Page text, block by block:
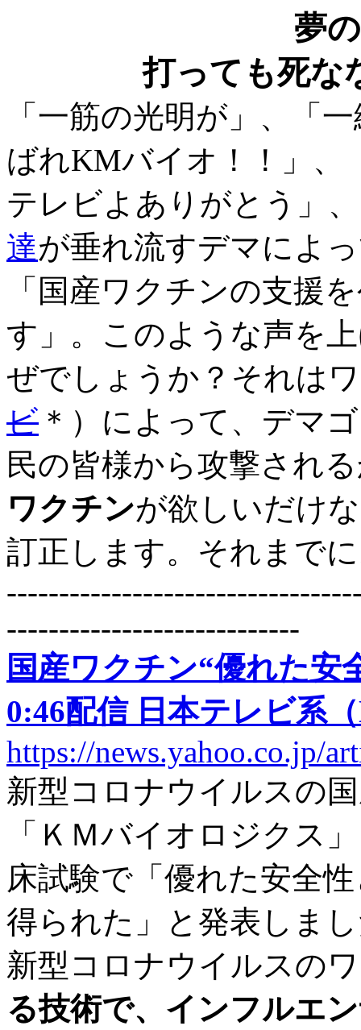
夢
打っても死な
「一筋の光明が」、「
ばれKMバイオ！！」、
テレビよありがとう」
達が垂れ流すデマによ
「国産ワクチンの支援
す」。このような声を
ぜでしょうか？それは
ビ ＊）によって、デマ
民の皆様から攻撃され
ワクチンが欲しいだけ
訂正します。それまで
----------------------------
国産ワクチン“優れた安
0:46配信 日本テレビ系
https://news.yahoo.co.jp/
新型コロナウイルスの
「ＫＭバイオロジクス
床試験で「優れた安全
得られた」と発表しま
新型コロナウイルスの
る技術で、インフルエ